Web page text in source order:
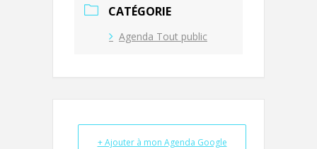
CATÉGORIE
Agenda Tout public
+ Ajouter à mon Agenda Google